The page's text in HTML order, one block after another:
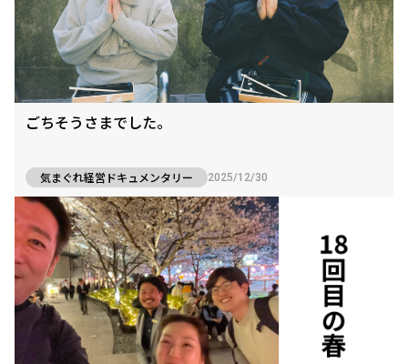
ごちそうさまでした。
気まぐれ経営ドキュメンタリー 2025/12/30